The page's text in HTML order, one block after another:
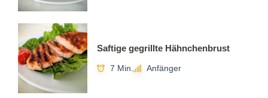
Saftige gegrillte Hähnchenbrust
7 Min. Anfänger